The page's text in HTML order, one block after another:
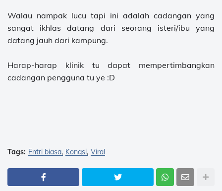
Walau nampak lucu tapi ini adalah cadangan yang
sangat ikhlas datang dari seorang isteri/ibu yang
datang jauh dari kampung.
Harap-harap klinik tu dapat mempertimbangkan
cadangan pengguna tu ye :D
Tags: Entri biasa Kongsi Viral